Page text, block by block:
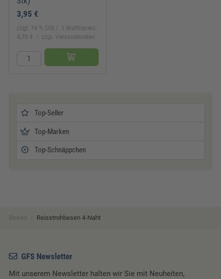
3,95 €
zzgl. 19 % USt
1 Bruttopreis:
4,70 €
zzgl. Versandkosten
Top-Seller
Top-Marken
Top-Schnäppchen
Besen Reisstrohbesen 4-Naht
GFS Newsletter
Mit unserem Newsletter halten wir Sie mit Neuheiten,